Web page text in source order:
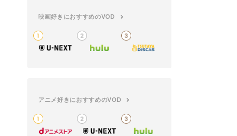
映画好きにおすすめのVOD
アニメ好きにおすすめのVOD